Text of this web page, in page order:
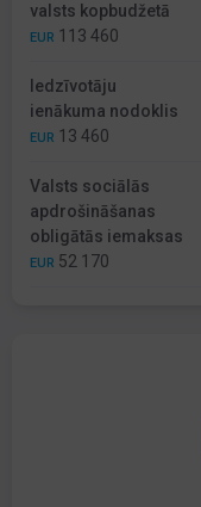
valsts kopbudžetā
EUR 113 460
Iedzīvotāju
ienākuma nodoklis
EUR 13 460
Valsts sociālās
apdrošināšanas
obligātās iemaksas
EUR 52 170